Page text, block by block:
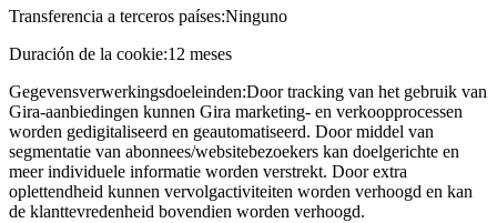
Transferencia a terceros países:Ninguno
Duración de la cookie:12 meses
Gegevensverwerkingsdoeleinden:Door tracking van het gebruik van
Gira-aanbiedingen kunnen Gira marketing- en verkoopprocessen
worden gedigitaliseerd en geautomatiseerd. Door middel van
segmentatie van abonnees/websitebezoekers kan doelgerichte en
meer individuele informatie worden verstrekt. Door extra
oplettendheid kunnen vervolgactiviteiten worden verhoogd en kan
de klanttevredenheid bovendien worden verhoogd.